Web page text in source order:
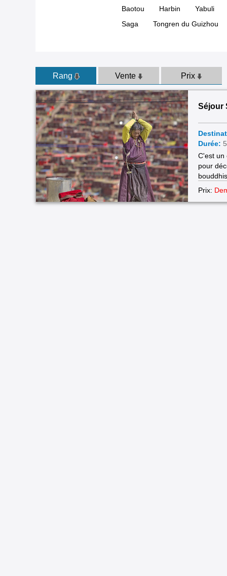
Baotou
Harbin
Yabuli
Saga
Tongren du Guizhou
Rang Vente Prix
Séjour
Durée:
C'est un
pour
peu de
Prix: